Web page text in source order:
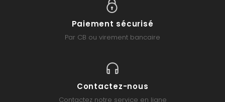
Paiement sécurisé
Par CB ou virement bancaire
Contactez-nous
Contactez notre service en ligne